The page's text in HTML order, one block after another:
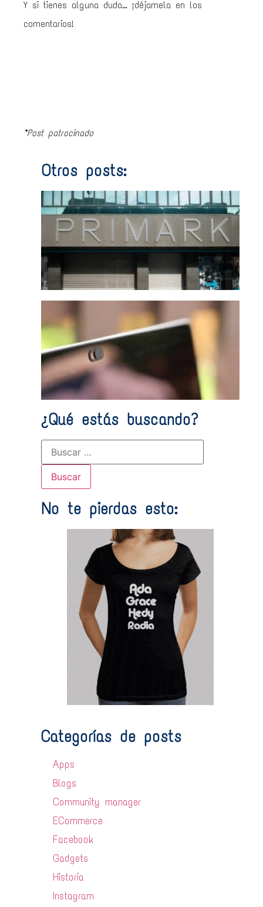
Y si tienes alguna duda… ¡déjamela en los
comentarios!
*Post patrocinado
Otros posts:
¿Qué estás buscando?
No te pierdas esto:
Categorías de posts
Apps
Blogs
Community manager
ECommerce
Facebook
Gadgets
Historia
Instagram